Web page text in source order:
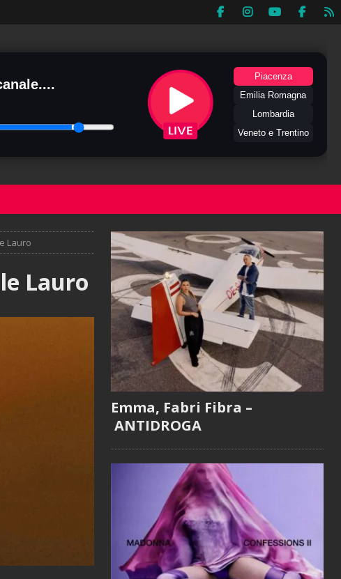
Piacenza
Emilia Romagna
Lombardia
Veneto e Trentino
Lauro
Lauro
Emma, Fabri Fibra –
ANTIDROGA